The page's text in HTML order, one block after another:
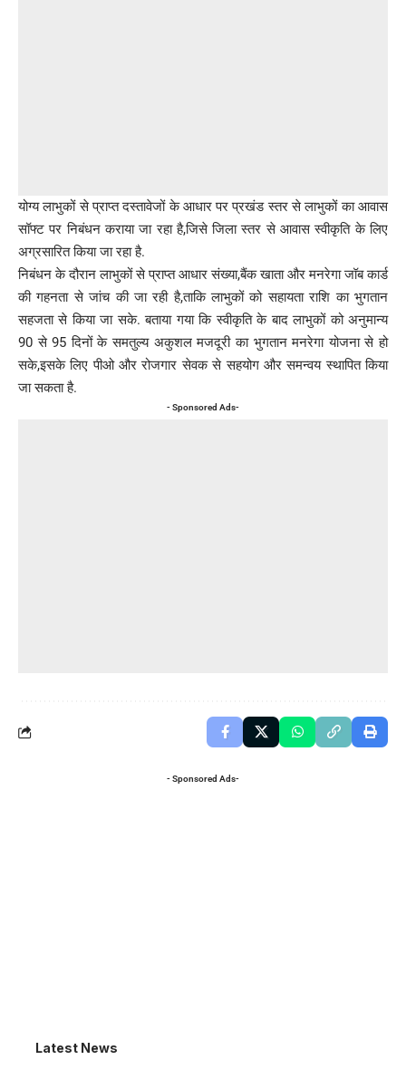
योग्य लाभुकों से प्राप्त दस्तावेजों के आधार पर प्रखंड स्तर से लाभुकों का आवास
सॉफ्ट पर निबंधन कराया जा रहा है,जिसे जिला स्तर से आवास स्वीकृति के लिए
अग्रसारित किया जा रहा है.
निबंधन के दौरान लाभुकों से प्राप्त आधार संख्या,बैंक खाता और मनरेगा जॉब कार्ड
की गहनता से जांच की जा रही है,ताकि लाभुकों को सहायता राशि का भुगतान
सहजता से किया जा सके. बताया गया कि स्वीकृति के बाद लाभुकों को अनुमान्य
90 से 95 दिनों के समतुल्य अकुशल मजदूरी का भुगतान मनरेगा योजना से हो
सके,इसके लिए पीओ और रोजगार सेवक से सहयोग और समन्वय स्थापित किया
जा सकता है.
- Sponsored Ads-
- Sponsored Ads-
Latest News